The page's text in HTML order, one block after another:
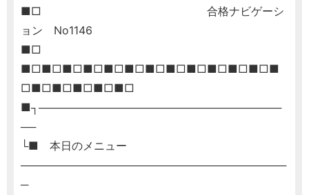
■□ 合格ナビゲーシ
ョン No1146
■□
■□■□■□■□■□■□■□■□■□■□■□■□■
□■□■□■□■□■□
■┐────────────────────────────────
──
└■ 本日のメニュー
───────────────────────────────────
─